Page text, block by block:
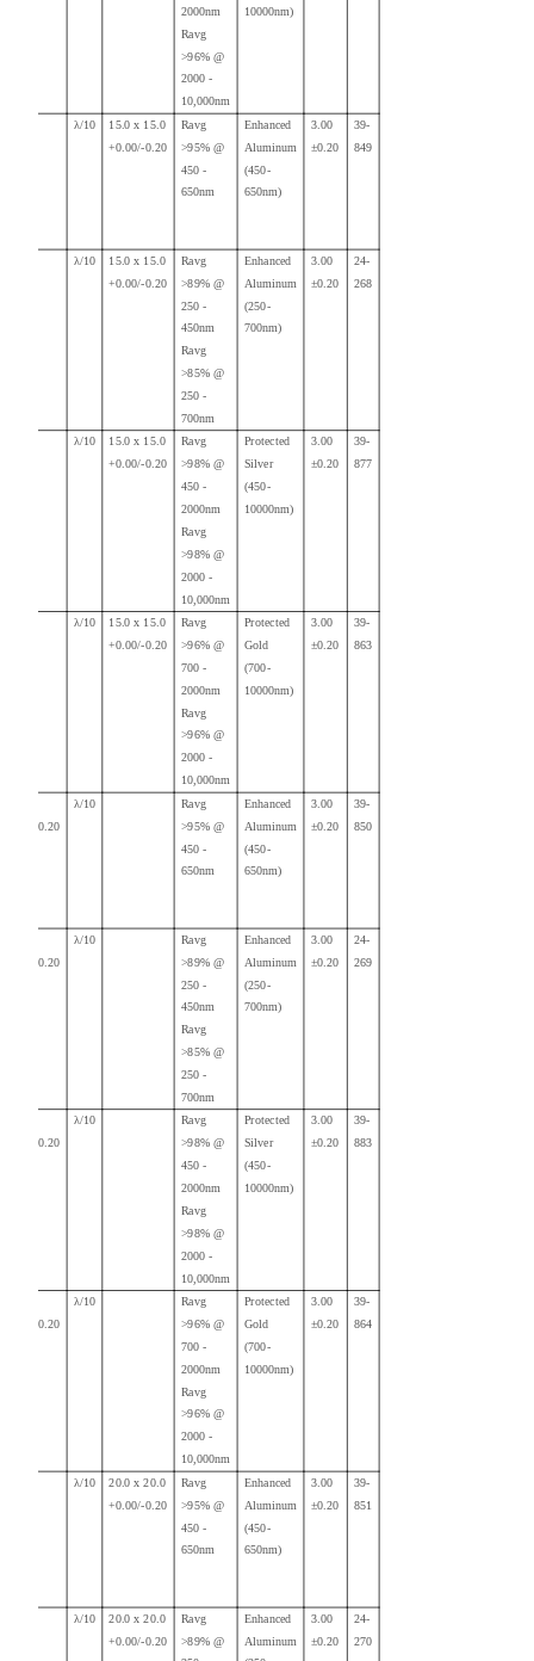
2000nm
Ravg
>96% @
2000 -
10,000nm
10000nm)
λ/10
15.0 x 15.0
+0.00/-0.20
Ravg
>95% @
450 -
650nm
Enhanced
Aluminum
(450-
650nm)
3.00
±0.20
39-
849
λ/10 15.0 x 15.0
+0.00/-0.20
Ravg
>89% @
250 -
450nm
Ravg
>85% @
250 -
700nm
Enhanced
Aluminum
(250-
700nm)
3.00
±0.20
24-
268
λ/10
15.0 x 15.0
+0.00/-0.20
Ravg
>98% @
450 -
2000nm
Ravg
>98% @
2000 -
10,000nm
Protected
Silver
(450-
10000nm)
3.00
±0.20
39-
877
λ/10 15.0 x 15.0
+0.00/-0.20
Ravg
>96% @
700 -
2000nm
Ravg
>96% @
2000 -
10,000nm
Protected
Gold
(700-
10000nm)
3.00
±0.20
39-
863
+0.00/-0.20
λ/10 Ravg
>95% @
450 -
650nm
Enhanced
Aluminum
(450-
650nm)
3.00
±0.20
39-
850
0.20
λ/10
Ravg
>89% @
250 -
450nm
Ravg
>85% @
250 -
700nm
Enhanced
Aluminum
(250-
700nm)
3.00
±0.20
24-
269
+0.00/-0.20
λ/10 Ravg
>98% @
450 -
2000nm
Ravg
>98% @
2000 -
10,000nm
Protected
Silver
(450-
10000nm)
3.00
±0.20
39-
883
+0.00/-0.20
λ/10 Ravg
>96% @
700 -
2000nm
Ravg
>96% @
2000 -
10,000nm
Protected
Gold
(700-
10000nm)
3.00
±0.20
39-
864
λ/10 20.0 x 20.0
+0.00/-0.20
Ravg
>95% @
450 -
650nm
Enhanced
Aluminum
(450-
650nm)
3.00
±0.20
39-
851
λ/10 20.0 x 20.0
+0.00/-0.20
Ravg
>89% @
Enhanced
Aluminum
3.00
±0.20
24-
270